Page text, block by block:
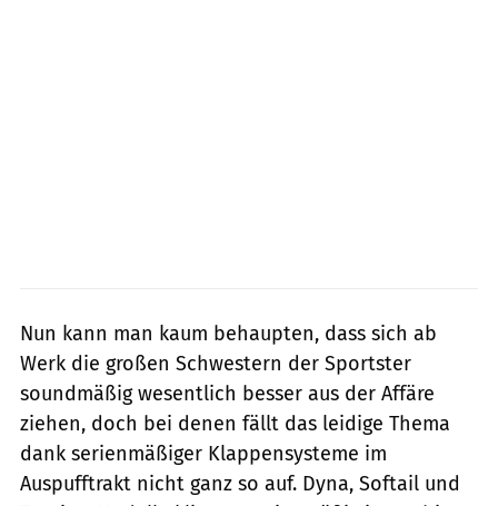
Nun kann man kaum behaupten, dass sich ab
Werk die großen Schwestern der Sportster
soundmäßig wesentlich besser aus der Affäre
ziehen, doch bei denen fällt das leidige Thema
dank serien­mäßiger Klappensysteme im
Auspufftrakt nicht ganz so auf. Dyna, Softail und